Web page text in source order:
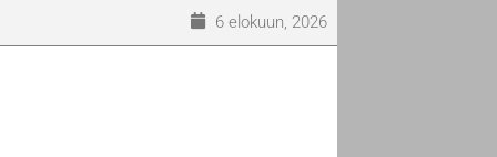
6 elokuun, 2026